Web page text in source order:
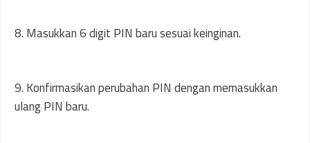
8. Masukkan 6 digit PIN baru sesuai keinginan.
9. Konfirmasikan perubahan PIN dengan memasukkan
ulang PIN baru.